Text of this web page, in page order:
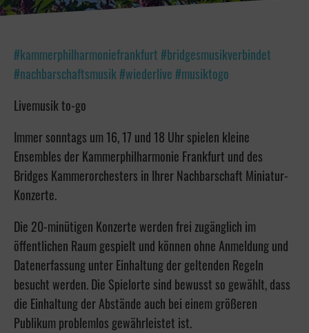
#kammerphilharmoniefrankfurt #bridgesmusikverbindet
#nachbarschaftsmusik #wiederlive #musiktogo
Livemusik to-go
Immer sonntags um 16, 17 und 18 Uhr spielen kleine
Ensembles der Kammerphilharmonie Frankfurt und des
Bridges Kammerorchesters in Ihrer Nachbarschaft Miniatur-
Konzerte.
Die 20-minütigen Konzerte werden frei zugänglich im
öffentlichen Raum gespielt und können ohne Anmeldung und
Datenerfassung unter Einhaltung der geltenden Regeln
besucht werden. Die Spielorte sind bewusst so gewählt, dass
die Einhaltung der Abstände auch bei einem größeren
Publikum problemlos gewährleistet ist.